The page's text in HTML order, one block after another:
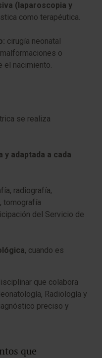
(laparoscopia y
como terapéutica.
cirugía neonatal
o
el nacimiento.
se realiza
adaptada a cada
radiografía,
tomografía
del Servicio de
, cuando es
que colabora
Radiología y
preciso y
que